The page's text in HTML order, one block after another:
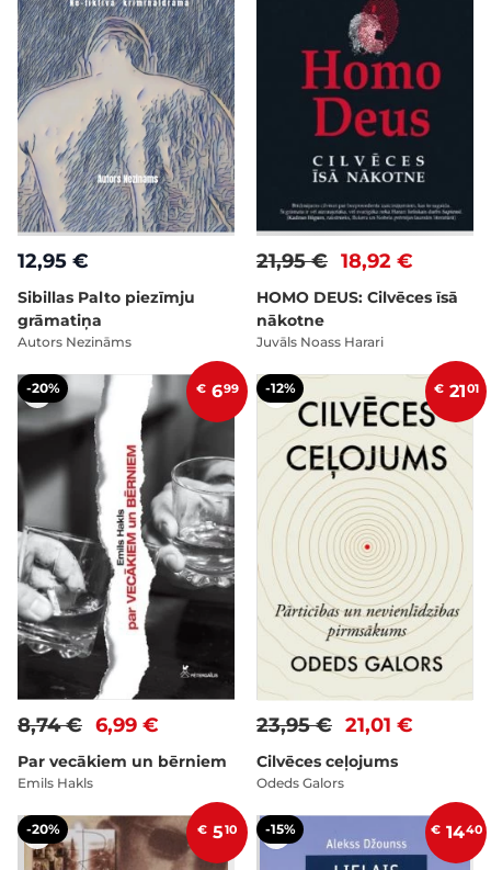
12,95 €
Sibillas Palto piezīmju
grāmatiņa
Autors Nezināms
18,92 €
21,95 €
HOMO DEUS: Cilvēces īsā
nākotne
Juvāls Noass Harari
-20% € 699
6,99 €
8,74 €
Par vecākiem un bērniem
Emils Hakls
-12% € 2101
21,01 €
23,95 €
Cilvēces ceļojums
Odeds Galors
-20% € 510 -15% € 1440